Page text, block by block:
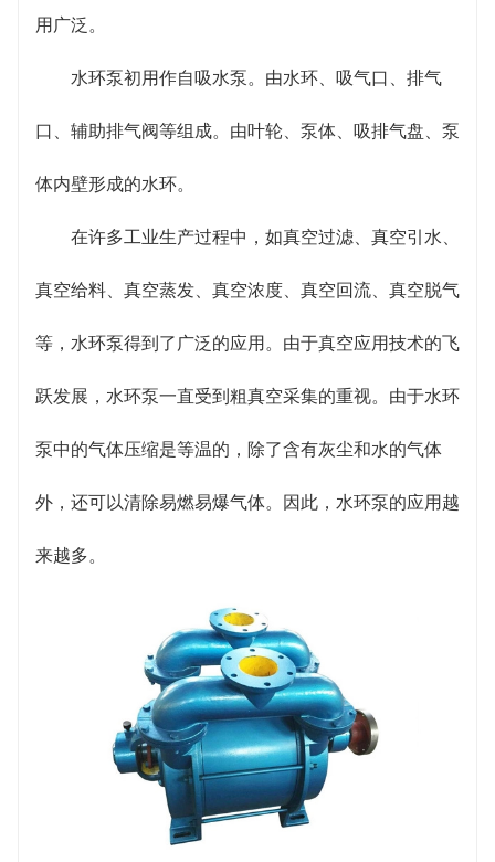
飞跃发展，水环泵一直受到粗真空采集的重视。由于
水环泵中的气体压缩是等温的，除了含有灰尘和水的
气体外，还可以清除易燃易爆气体。因此，水环泵的
应用越来越多。
用广泛。
水环泵初用作自吸水泵。由水环、吸气口、排气
口、辅助排气阀等组成。由叶轮、泵体、吸排气盘、泵
体内壁形成的水环。
在许多工业生产过程中，如真空过滤、真空引水、
真空给料、真空蒸发、真空浓度、真空回流、真空脱气
等，水环泵得到了广泛的应用。由于真空应用技术的飞
跃发展，水环泵一直受到粗真空采集的重视。由于水环
泵中的气体压缩是等温的，除了含有灰尘和水的气体
外，还可以清除易燃易爆气体。因此，水环泵的应用越
来越多。